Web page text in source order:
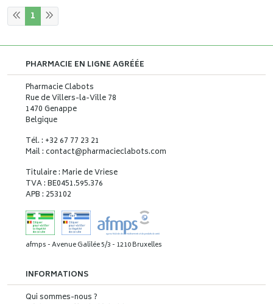
1
PHARMACIE EN LIGNE AGRÉÉE
Pharmacie Clabots
Rue de Villers-la-Ville 78
1470 Genappe
Belgique
Tél. : +32 67 77 23 21
Mail : contact@pharmacieclabots.com
Titulaire : Marie de Vriese
TVA : BE0451.595.376
APB : 253102
afmps - Avenue Galilée 5/3 - 1210 Bruxelles
INFORMATIONS
Qui sommes-nous ?